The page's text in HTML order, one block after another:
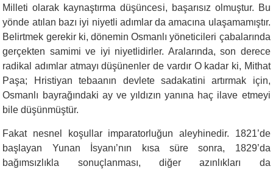
Milleti olarak kaynaştırma düşüncesi, başarısız olmuştur. Bu
yönde atılan bazı iyi niyetli adımlar da amacına ulaşamamıştır.
Belirtmek gerekir ki, dönemin Osmanlı yöneticileri çabalarında
gerçekten samimi ve iyi niyetlidirler. Aralarında, son derece
radikal adımlar atmayı düşünenler de vardır O kadar ki, Mithat
Paşa; Hristiyan tebaanın devlete sadakatini artırmak için,
Osmanlı bayrağındaki ay ve yıldızın yanına haç ilave etmeyi
bile düşünmüştür.
Fakat nesnel koşullar imparatorluğun aleyhinedir. 1821’de
başlayan Yunan İsyanı’nın kısa süre sonra, 1829’da
bağımsızlıkla sonuçlanması, diğer azınlıkları da